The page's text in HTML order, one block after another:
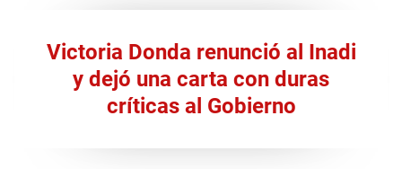
Victoria Donda renunció al Inadi
y dejó una carta con duras
críticas al Gobierno